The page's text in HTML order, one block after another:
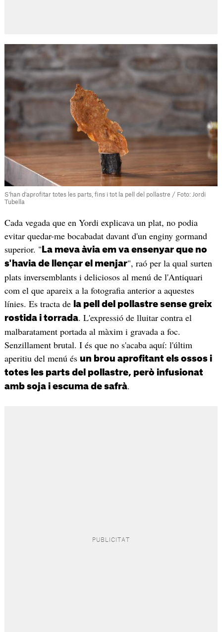
S'han d'aprofitar totes les parts, fins i tot la pell del pollastre / Foto: Jordi
Tubella
Cada vegada que en Yordi explicava un plat, no podia
evitar quedar-me bocabadat davant d'un enginy gormand
superior. " La meva àvia em va ensenyar que no
s'havia de llençar el menjar", raó per la qual surten
plats inversemblants i deliciosos al menú de l'Antiquari
com el que apareix a la fotografia anterior a aquestes
línies. Es tracta de la pell del pollastre sense greix
rostida i torrada. L'expressió de lluitar contra el
malbaratament portada al màxim i gravada a foc.
Senzillament brutal. I és que no s'acaba aquí: l'últim
aperitiu del menú és un brou aprofitant els ossos i
totes les parts del pollastre, però infusionat
amb soja i escuma de safrà.